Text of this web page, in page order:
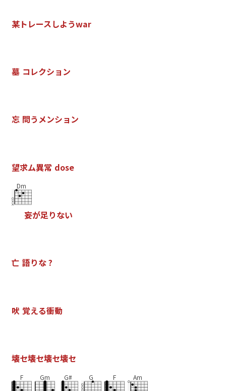
某ト レースしようwar
墓 コ レクショ ン
忘 問うメンショ ン
望求ム異常 dose
Dm
妄が足りない
亡 語りな?
吠 覚える衝動
壊セ壊セ壊セ壊セ
F Gm G# G F Am